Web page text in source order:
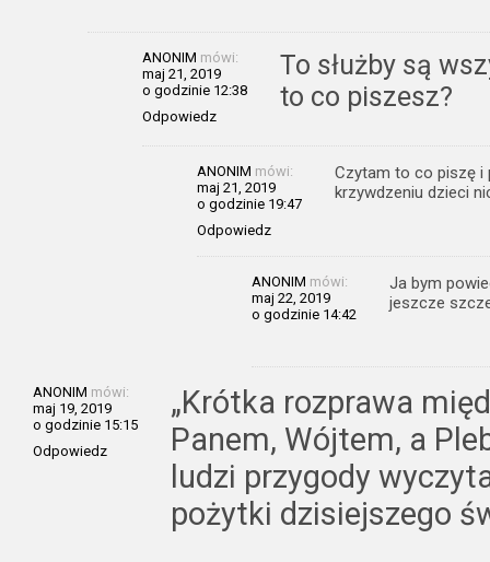
ANONIM mówi:
maj 21, 2019
o godzinie 12:38
Odpowiedz
To służby są
to co piszesz?
ANONIM mówi:
maj 21, 2019
o godzinie 19:47
Odpowiedz
Czytam to co piszę i
krzywdzeniu dzieci
ANONIM mówi:
maj 22, 2019
o godzinie 14:42
Ja bym
jeszcze
ANONIM mówi:
maj 19, 2019
o godzinie 15:15
Odpowiedz
„Krótka rozprawa
Panem, Wójtem, a
ludzi przygody
pożytki dzisiejszego